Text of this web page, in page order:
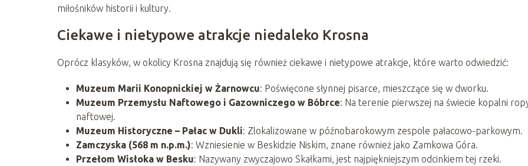
miłośników historii i kultury.
Ciekawe i nietypowe atrakcje niedaleko Krosna
Oprócz klasyków, w okolicy Krosna znajdują się również ciekawe i nietypowe atrakcje, które warto odwiedzić:
Muzeum Marii Konopnickiej w Żarnowcu: Poświęcone słynnej pisarce, mieszczące się w dworku​
Muzeum Przemysłu Naftowego i Gazowniczego w Bóbrce: Na terenie pierwszej na świecie kopalni
naftowej​
Muzeum Historyczne – Pałac w Dukli: Zlokalizowane w późnobarokowym zespole pałacowo-parkowym​
Zamczyska (568 m n.p.m.): Wzniesienie w Beskidzie Niskim, znane również jako Zamkowa Góra​
Przełom Wisłoka w Besku: Nazywany zwyczajowo Skałkami, jest najpiękniejszym odcinkiem tej rzeki​